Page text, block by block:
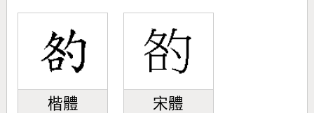
楷體 宋體